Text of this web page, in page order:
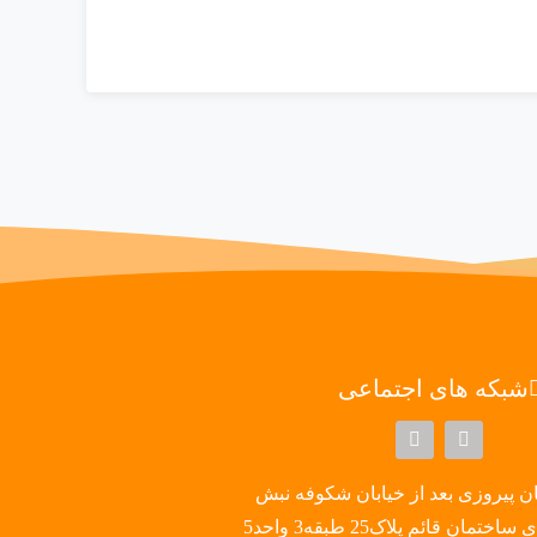
شبکه های اجتماعی
پیروزی بعد از خیابان شکوفه نبش
قائم پلاک25 طبقه3 واحد5